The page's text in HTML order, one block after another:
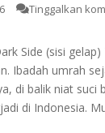
Tinggalkan
Side (sisi
Ibadah umrah
di balik niat suci
di Indonesia.